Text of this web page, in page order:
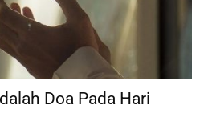
Doa Pada Hari